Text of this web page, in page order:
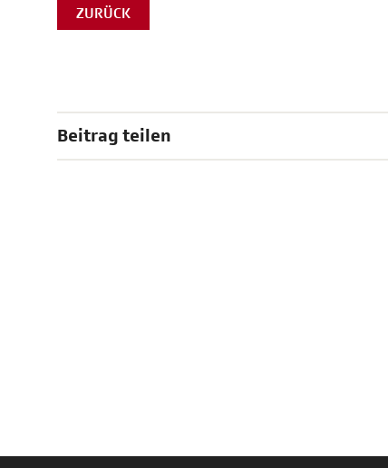
ZURÜCK
Beitrag teilen